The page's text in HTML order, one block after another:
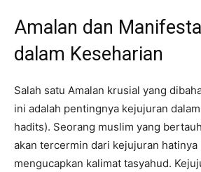
Amalan dan
dalam Keseharian
Salah satu Amalan krusial yang
ini adalah pentingnya kejujuran
hadits). Seorang muslim yang
akan tercermin dari kejujuran hatinya
mengucapkan kalimat tasyahud.